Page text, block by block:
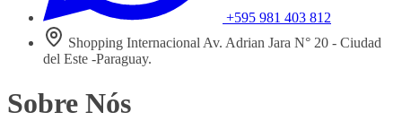
+595 981 403 812
Shopping Internacional Av. Adrian Jara N° 20 - Ciudad
del Este -Paraguay.
Sobre Nós